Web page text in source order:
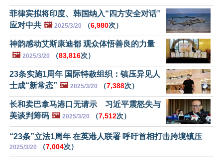
菲律宾拟将印度、韩国纳入“四方安全对话”
应对中共 🖼️ 2025/3/20 （6,980次）
神韵感动艾斯康迪都 观众体悟善良的力量
🖼️ 2025/3/20 （83,816次）
23条实施1周年 国际特赦组织：镇压异见人
士成“新常态” 🖼️ 2025/3/20 （7,388次）
长和卖巴拿马港口无请示 习近平震怒失与
美谈判筹码 🖼️ 2025/3/20 （7,512次）
“23条”立法1周年 在英港人联署 呼吁首相打击跨境镇压
2025/3/20 （7,004次）